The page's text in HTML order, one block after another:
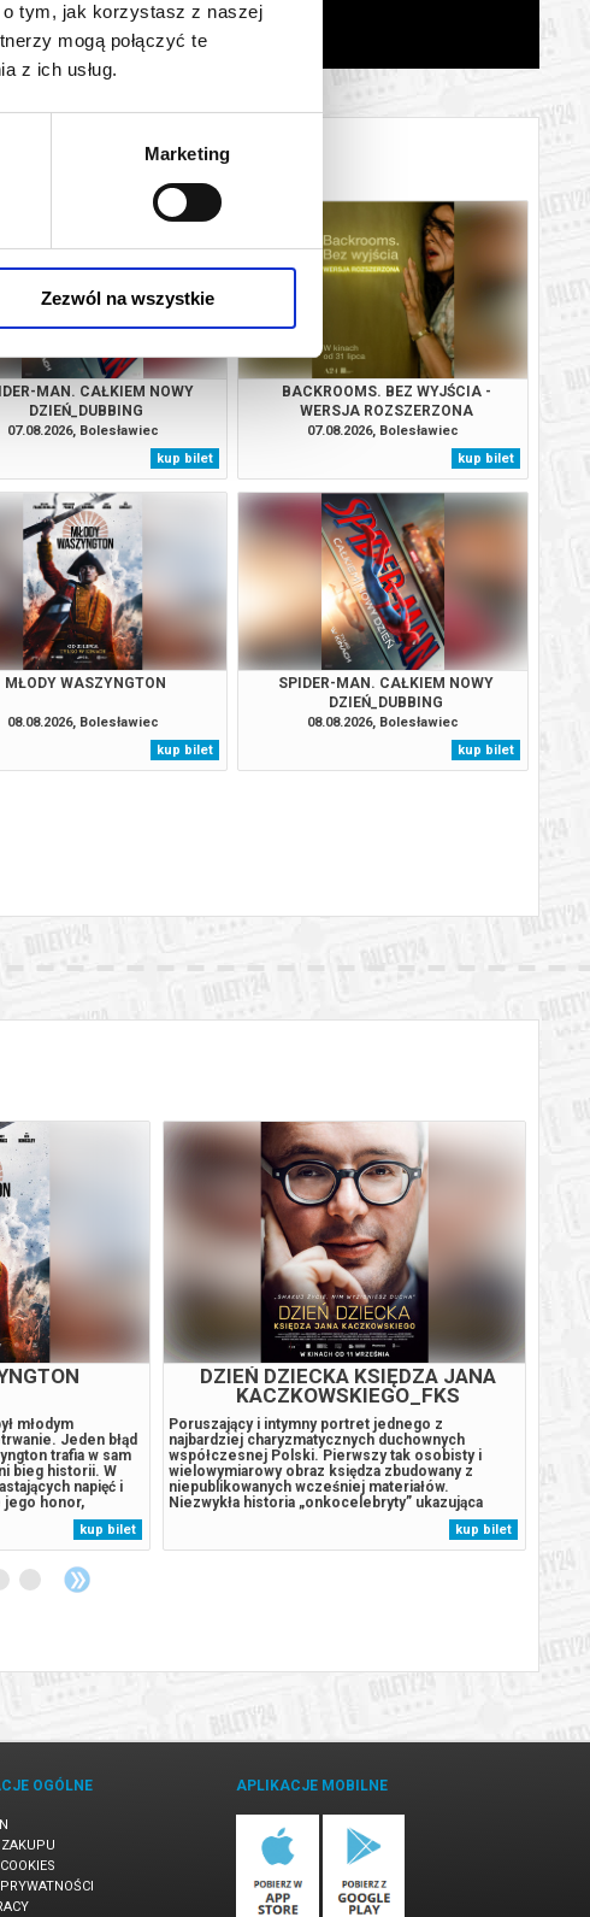
o tym, jak korzystasz z naszej
mogą połączyć te
z ich usług.
Marketing
Zezwól na wszystkie
MAN. CAŁKIEM NOWY
DZIEŃ_DUBBING
07.08.2026, Bolesławiec
kup bilet
BACKROOMS. BEZ WYJŚCIA -
WERSJA ROZSZERZONA
07.08.2026, Bolesławiec
kup bilet
MŁODY WASZYNGTON
08.08.2026, Bolesławiec
kup bilet
SPIDER-MAN. CAŁKIEM NOWY
DZIEŃ_DUBBING
08.08.2026, Bolesławiec
kup bilet
młodym
Jeden błąd
trafia w sam
bieg historii. W
napięć i
jego honor,
niebezpiecznym
zmierzyć...
kup bilet
DZIEŃ DZIECKA KSIĘDZA JANA
KACZKOWSKIEGO_FKS
Poruszający i intymny portret jednego z
najbardziej charyzmatycznych duchownych
współczesnej Polski. Pierwszy tak osobisty i
wielowymiarowy obraz księdza zbudowany z
niepublikowanych wcześniej materiałów.
Niezwykła historia „onkocelebryty” ukazująca
zarówno ludzką siłę, jak i kruchość człowieka.
Przedpremierowy seans w ramach cyklu Filmowy
Klub Seniora.******* Bezpieczne zakupy w
kup bilet
OGÓLNE APLIKACJE MOBILNE